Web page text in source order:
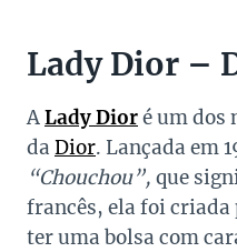
Lady Dior –
ALady Dioré um dos
da Dior. Lançada em
“Chouchou”, que
francês, ela foi criada
ter uma bolsa com